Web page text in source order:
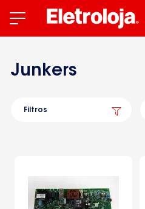
Junkers
Filtros